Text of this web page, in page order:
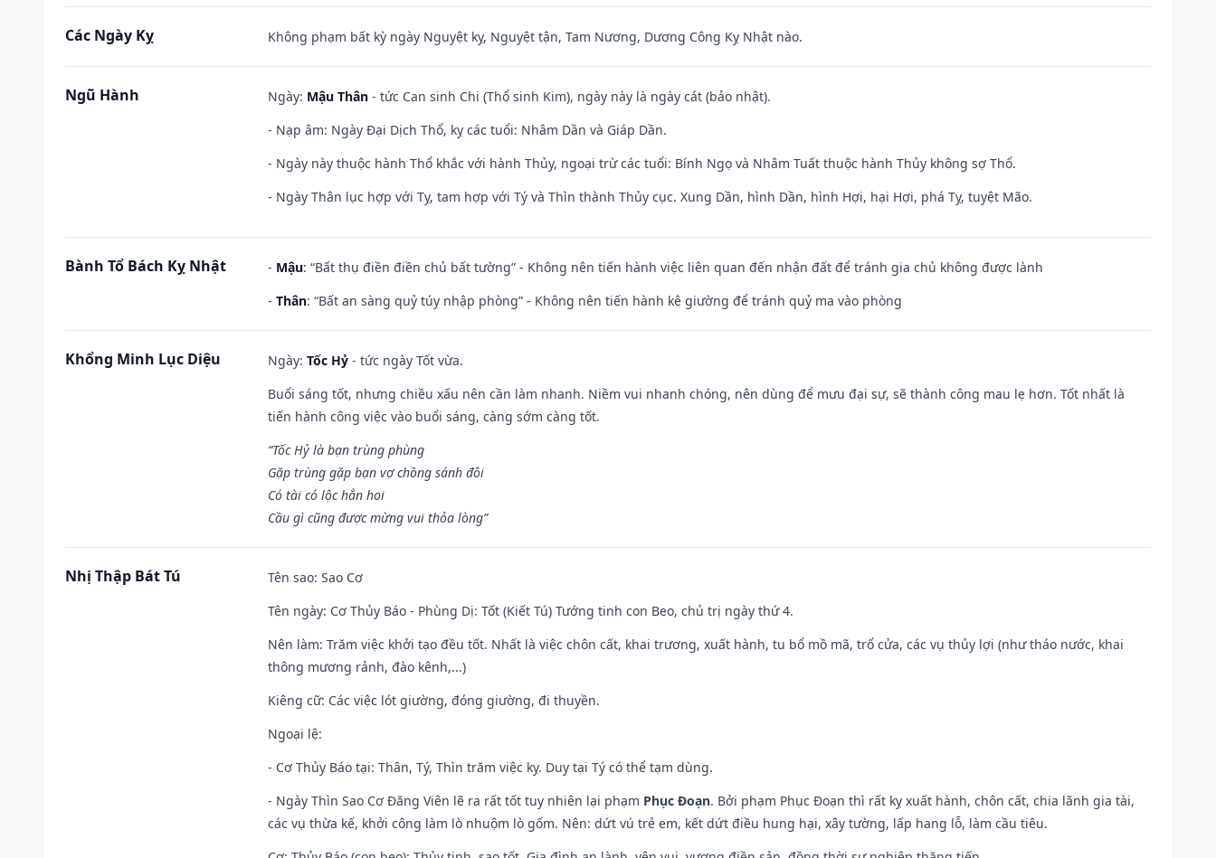
Các Ngày Kỵ Không phạm bất kỳ ngày Nguyệt kỵ, Nguyệt tận, Tam Nương, Dương Công Kỵ Nhật nào.
Ngũ Hành Ngày: Mậu Thân - tức Can sinh Chi (Thổ sinh Kim), ngày này là ngày cát (bảo nhật).
- Nạp âm: Ngày Đại Dịch Thổ, kỵ các tuổi: Nhâm Dần và Giáp Dần.
- Ngày này thuộc hành Thổ khắc với hành Thủy, ngoại trừ các tuổi: Bính Ngọ và Nhâm Tuất thuộc hành Thủy không sợ Thổ.
- Ngày Thân lục hợp với Tỵ, tam hợp với Tý và Thìn thành Thủy cục. Xung Dần, hình Dần, hình Hợi, hại Hợi, phá Tỵ, tuyệt Mão.
Bành Tổ Bách Kỵ Nhật - Mậu: “Bất thụ điền điền chủ bất tường” - Không nên tiến hành việc liên quan đến nhận đất để tránh gia chủ không được lành
- Thân: “Bất an sàng quỷ túy nhập phòng” - Không nên tiến hành kê giường để tránh quỷ ma vào phòng
Khổng Minh Lục Diệu Ngày: Tốc Hỷ - tức ngày Tốt vừa.
Buổi sáng tốt, nhưng chiều xấu nên cần làm nhanh. Niềm vui nhanh chóng, nên dùng để mưu đại sự, sẽ thành công mau lẹ hơn. Tốt nhất là
tiến hành công việc vào buổi sáng, càng sớm càng tốt.
“Tốc Hỷ là bạn trùng phùng
Gặp trùng gặp bạn vợ chồng sánh đôi
Có tài có lộc hẳn hoi
Cầu gì cũng được mừng vui thỏa lòng”
Nhị Thập Bát Tú Tên sao: Sao Cơ
Tên ngày: Cơ Thủy Báo - Phùng Dị: Tốt (Kiết Tú) Tướng tinh con Beo, chủ trị ngày thứ 4.
Nên làm: Trăm việc khởi tạo đều tốt. Nhất là việc chôn cất, khai trương, xuất hành, tu bổ mồ mã, trổ cửa, các vụ thủy lợi (như tháo nước, khai
thông mương rảnh, đào kênh,...)
Kiêng cữ: Các việc lót giường, đóng giường, đi thuyền.
Ngoại lệ:
- Cơ Thủy Báo tại: Thân, Tý, Thìn trăm việc kỵ. Duy tại Tý có thể tạm dùng.
- Ngày Thìn Sao Cơ Đăng Viên lẽ ra rất tốt tuy nhiên lại phạm Phục Đoạn. Bởi phạm Phục Đoạn thì rất kỵ xuất hành, chôn cất, chia lãnh gia tài,
các vụ thừa kế, khởi công làm lò nhuộm lò gốm. Nên: dứt vú trẻ em, kết dứt điều hung hại, xây tường, lấp hang lỗ, làm cầu tiêu.